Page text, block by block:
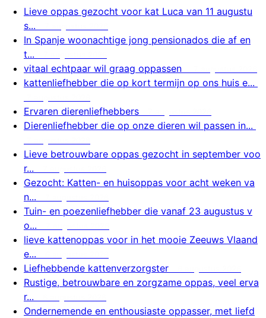
Lieve oppas gezocht voor kat Luca van 11 augustu
s...
In Spanje woonachtige jong pensionados die af en
t...
vitaal echtpaar wil graag oppassen
kattenliefhebber die op kort termijn op ons huis e...
Ervaren dierenliefhebbers
Dierenliefhebber die op onze dieren wil passen in...
Lieve betrouwbare oppas gezocht in september voo
r...
Gezocht: Katten- en huisoppas voor acht weken va
n...
Tuin- en poezenliefhebber die vanaf 23 augustus v
o...
lieve kattenoppas voor in het mooie Zeeuws Vlaand
e...
Liefhebbende kattenverzorgster
Rustige, betrouwbare en zorgzame oppas, veel erva
r...
Ondernemende en enthousiaste oppasser, met liefd